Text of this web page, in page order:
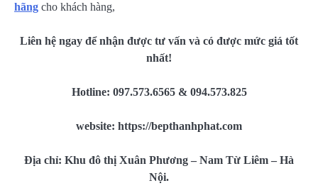
hãng cho khách hàng,
Liên hệ ngay để nhận được tư vấn và có được mức giá tốt
nhất!
Hotline: 097.573.6565 & 094.573.825
website: https://bepthanhphat.com
Địa chỉ: Khu đô thị Xuân Phương – Nam Từ Liêm – Hà
Nội.